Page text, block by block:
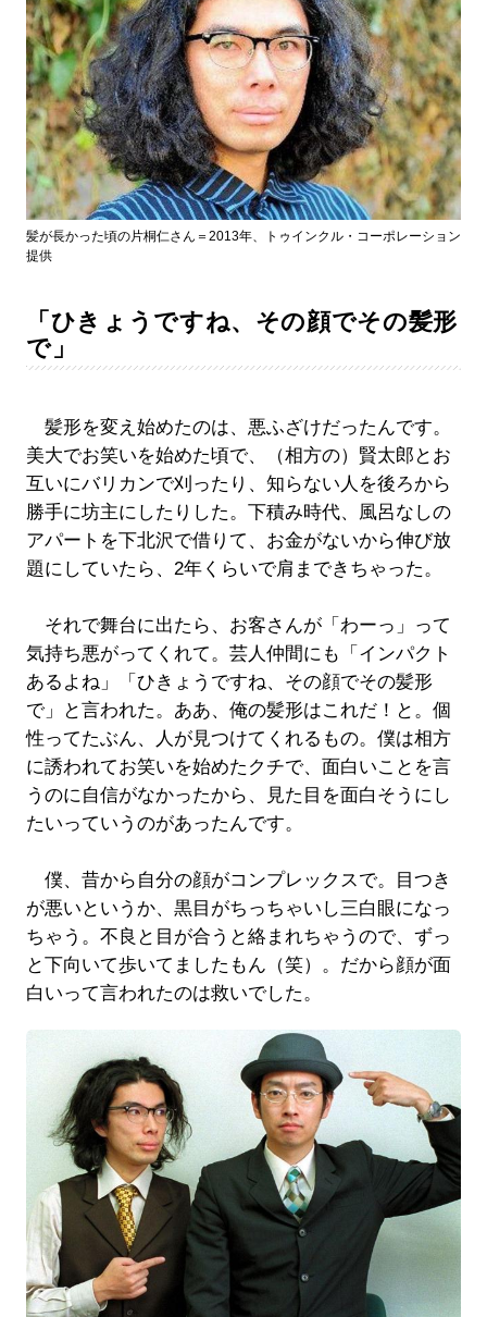
髪が長かった頃の片桐仁さん＝2013年、トゥインクル・コーポレーション
提供
「ひきょうですね、その顔でその髪形
で」
髪形を変え始めたのは、悪ふざけだったんです。
美大でお笑いを始めた頃で、（相方の）賢太郎とお
互いにバリカンで刈ったり、知らない人を後ろから
勝手に坊主にしたりした。下積み時代、風呂なしの
アパートを下北沢で借りて、お金がないから伸び放
題にしていたら、2年くらいで肩まできちゃった。
それで舞台に出たら、お客さんが「わーっ」って
気持ち悪がってくれて。芸人仲間にも「インパクト
あるよね」「ひきょうですね、その顔でその髪形
で」と言われた。ああ、俺の髪形はこれだ！と。個
性ってたぶん、人が見つけてくれるもの。僕は相方
に誘われてお笑いを始めたクチで、面白いことを言
うのに自信がなかったから、見た目を面白そうにし
たいっていうのがあったんです。
僕、昔から自分の顔がコンプレックスで。目つき
が悪いというか、黒目がちっちゃいし三白眼になっ
ちゃう。不良と目が合うと絡まれちゃうので、ずっ
と下向いて歩いてましたもん（笑）。だから顔が面
白いって言われたのは救いでした。